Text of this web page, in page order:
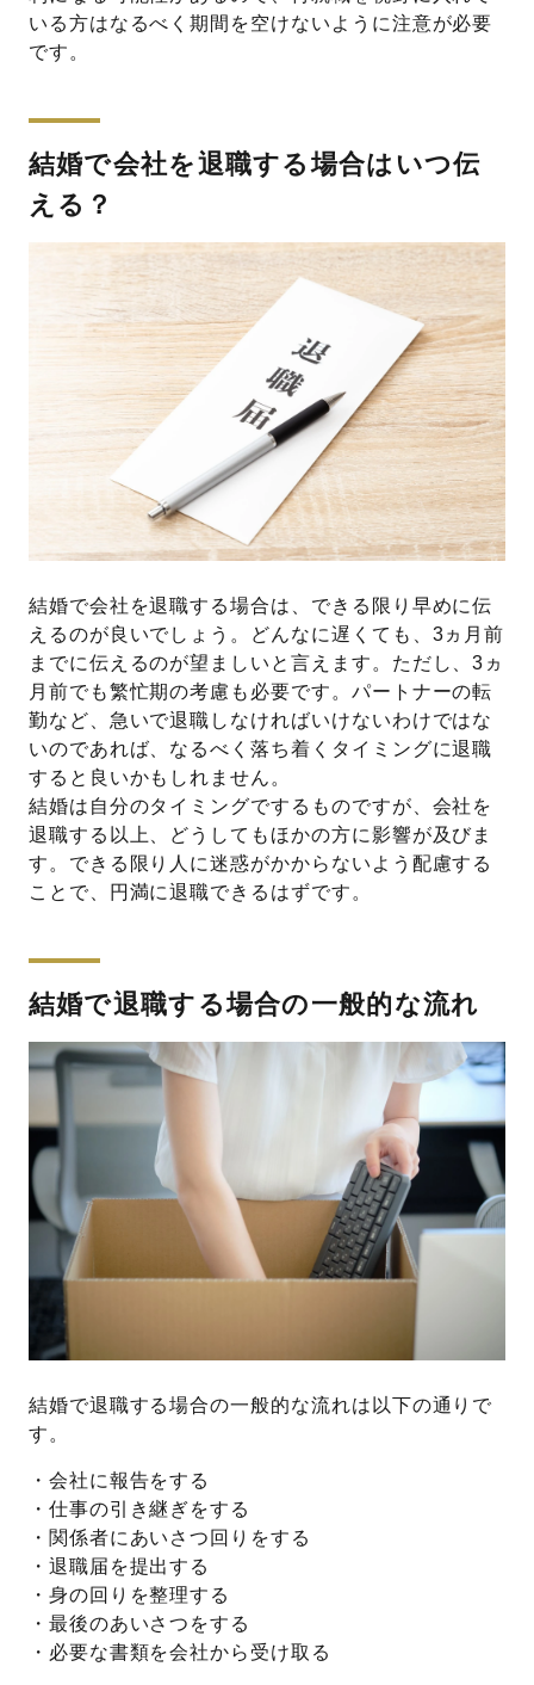
いる方はなるべく期間を空けないように注意が必要
です。
結婚で会社を退職する場合はいつ伝
える？
結婚で会社を退職する場合は、できる限り早めに伝
えるのが良いでしょう。どんなに遅くても、3ヵ月前
までに伝えるのが望ましいと言えます。ただし、3ヵ
月前でも繁忙期の考慮も必要です。パートナーの転
勤など、急いで退職しなければいけないわけではな
いのであれば、なるべく落ち着くタイミングに退職
すると良いかもしれません。
結婚は自分のタイミングでするものですが、会社を
退職する以上、どうしてもほかの方に影響が及びま
す。できる限り人に迷惑がかからないよう配慮する
ことで、円満に退職できるはずです。
結婚で退職する場合の一般的な流れ
結婚で退職する場合の一般的な流れは以下の通りで
す。
・会社に報告をする
・仕事の引き継ぎをする
・関係者にあいさつ回りをする
・退職届を提出する
・身の回りを整理する
・最後のあいさつをする
・必要な書類を会社から受け取る